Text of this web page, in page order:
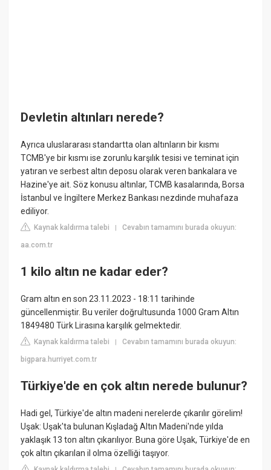
Devletin altınları nerede?
Ayrıca uluslararası standartta olan altınların bir kısmı
TCMB'ye bir kısmı ise zorunlu karşılık tesisi ve teminat için
yatıran ve serbest altın deposu olarak veren bankalara ve
Hazine'ye ait. Söz konusu altınlar, TCMB kasalarında, Borsa
İstanbul ve İngiltere Merkez Bankası nezdinde muhafaza
ediliyor.
Kaynak kaldırma talebi |Cevabın tamamını burada okuyun:
aa.com.tr
1 kilo altın ne kadar eder?
Gram altın en son 23.11.2023 - 18:11 tarihinde
güncellenmiştir. Bu veriler doğrultusunda 1000 Gram Altın
1849480 Türk Lirasına karşılık gelmektedir.
Kaynak kaldırma talebi |Cevabın tamamını burada okuyun:
bigpara.hurriyet.com.tr
Türkiye'de en çok altın nerede bulunur?
Hadi gel, Türkiye'de altın madeni nerelerde çıkarılır görelim!
Uşak: Uşak'ta bulunan Kışladağ Altın Madeni'nde yılda
yaklaşık 13 ton altın çıkarılıyor. Buna göre Uşak, Türkiye'de en
çok altın çıkarılan il olma özelliği taşıyor.